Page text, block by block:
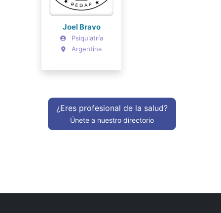
Joel Bravo
Psiquiatría
Argentina
¿Eres profesional de la salud?
Únete a nuestro directorio